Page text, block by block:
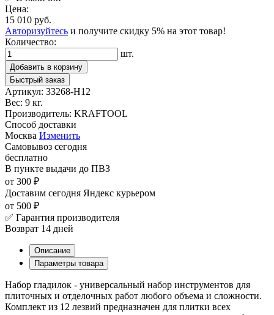
Цена:
15 010 руб.
Авторизуйтесь и получите скидку 5% на этот товар!
Количество:
шт.
Добавить в корзину
Быстрый заказ
Артикул: 33268-H12
Вес: 9 кг.
Производитель: KRAFTOOL
Способ доставки
Москва Изменить
Самовывоз сегодня
бесплатно
В пункте выдачи до ПВЗ
от 300 ₽
Доставим сегодня Яндекс курьером
от 500 ₽
✅ Гарантия производителя
Возврат 14 дней
Описание
Параметры товара
Набор гладилок - универсальный набор инструментов для
плиточных и отделочных работ любого объема и сложности.
Комплект из 12 лезвий предназначен для плитки всех